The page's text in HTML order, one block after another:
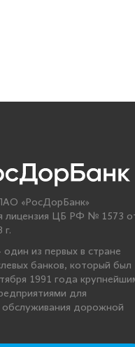
«РосДорБанк»
лицензия ЦБ РФ № 1573
г.
из первых в стране
банков, который был
1991 года
для
обслуживания дорожной